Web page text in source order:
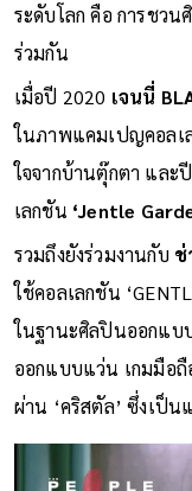
ระดับโลก คือ การชว
ร่วมกัน
เมื่อปี 2020 เจนนี่
ในภาพแคมเปญคอลเ
ใจจากบ้านตุ๊กตา และ
เลกชัน ‘Jentle
รวมถึงยังร่วมงานกับ ช่
ใช้คอลเลกชัน
ในฐานะศิลปินออกแบ
ออกแบบแว่น เกมมือ
ผ่าน ‘คริสตัล’ ซึ่งเป็